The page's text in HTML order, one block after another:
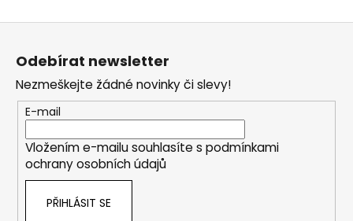
Z
Odebírat newsletter
Nezmeškejte žádné novinky či slevy!
E-mail
Vložením e-mailu souhlasíte s podmínkami
ochrany osobních údajů
PŘIHLÁSIT SE